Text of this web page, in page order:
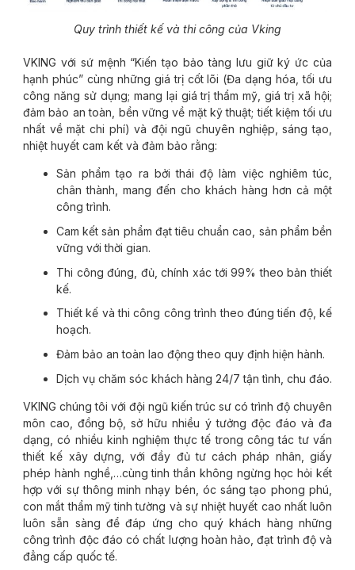
Quy trình thiết kế và thi công của Vking
VKING với sứ mệnh “Kiến tạo bảo tàng lưu giữ ký ức của
hạnh phúc” cùng những giá trị cốt lõi (Đa dạng hóa, tối ưu
công năng sử dụng; mang lại giá trị thẩm mỹ, giá trị xã hội;
đảm bảo an toàn, bền vững về mặt kỹ thuật; tiết kiệm tối ưu
nhất về mặt chi phí) và đội ngũ chuyên nghiệp, sáng tạo,
nhiệt huyết cam kết và đảm bảo rằng:
Sản phẩm tạo ra bởi thái độ làm việc nghiêm túc,
chân thành, mang đến cho khách hàng hơn cả một
công trình.
Cam kết sản phẩm đạt tiêu chuẩn cao, sản phẩm bền
vững với thời gian.
Thi công đúng, đủ, chính xác tới 99% theo bản thiết
kế.
Thiết kế và thi công công trình theo đúng tiến độ, kế
hoạch.
Đảm bảo an toàn lao động theo quy định hiện hành.
Dịch vụ chăm sóc khách hàng 24/7 tận tình, chu đáo.
VKING chúng tôi với đội ngũ kiến trúc sư có trình độ chuyên
môn cao, đồng bộ, sở hữu nhiều ý tưởng độc đáo và đa
dạng, có nhiều kinh nghiệm thực tế trong công tác tư vấn
thiết kế xây dựng, với đầy đủ tư cách pháp nhân, giấy
phép hành nghề,…cùng tinh thần không ngừng học hỏi kết
hợp với sự thông minh nhạy bén, óc sáng tạo phong phú,
con mắt thẩm mỹ tinh tường và sự nhiệt huyết cao nhất luôn
luôn sẵn sàng để đáp ứng cho quý khách hàng những
công trình độc đáo có chất lượng hoàn hảo, đạt trình độ và
đẳng cấp quốc tế.